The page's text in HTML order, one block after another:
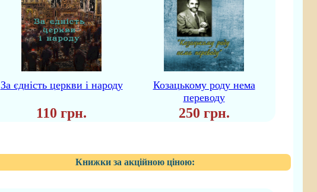
За єдність церкви і народу
Козацькому роду нема
переводу
110 грн. 250 грн.
Книжки за акційною ціною: